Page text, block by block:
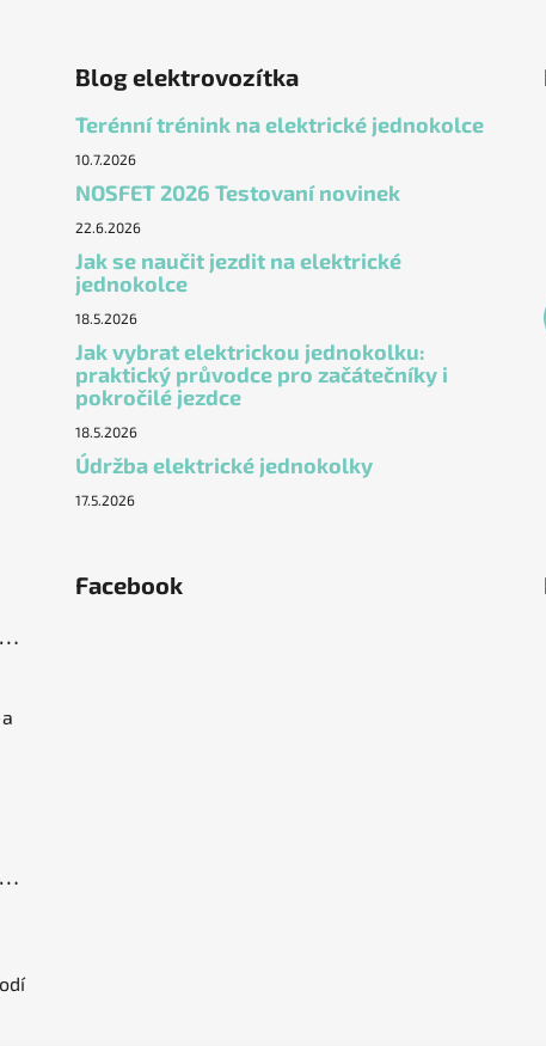
Blog elektrovozítka
Terénní trénink na elektrické jednokolce
10.7.2026
NOSFET 2026 Testovaní novinek
22.6.2026
Jak se naučit jezdit na elektrické
jednokolce
18.5.2026
Jak vybrat elektrickou jednokolku:
praktický průvodce pro začátečníky i
pokročilé jezdce
18.5.2026
Údržba elektrické jednokolky
17.5.2026
REKD Pro Wrist Guards vel. XL (černá) chrániče zápěstí
Veteran Lynx (2700wh / 3200w / 66lb / 50E), elektrická jednokolka
Facebook